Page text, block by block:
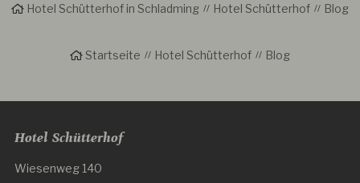
Hotel Schütterhof in Schladming Hotel Schütterhof Blog
Startseite Hotel Schütterhof Blog
Hotel Schütterhof
Wiesenweg 140